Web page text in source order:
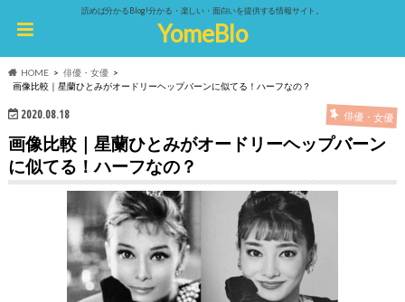
読めば分かるBlog!分かる・楽しい・面白いを提供する情報サイト。
YomeBlo
HOME
俳優・女優
画像比較｜星蘭ひとみがオードリーヘップバーンに似てる！ハーフなの？
2020.08.18 俳優・女優
画像比較｜星蘭ひとみがオードリーヘップバーン
に似てる！ハーフなの？